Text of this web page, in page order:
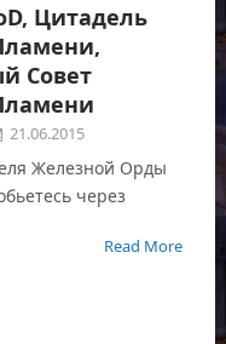
Цитадель
Совет
21.06.2015
Железной Орды
через
Read More